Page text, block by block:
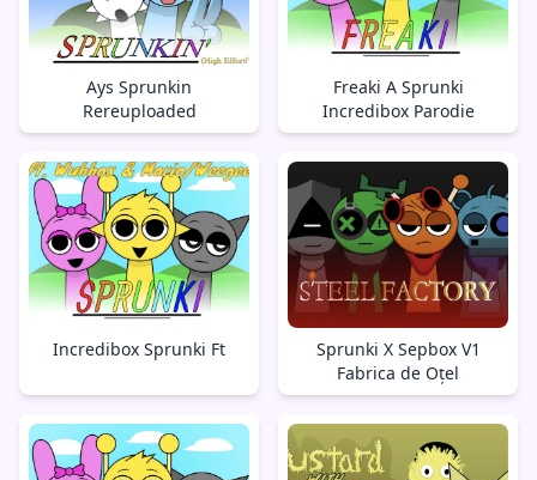
Ays Sprunkin
Rereuploaded
Freaki A Sprunki
Incredibox Parodie
Incredibox Sprunki Ft
Sprunki X Sepbox V1
Fabrica de Oțel